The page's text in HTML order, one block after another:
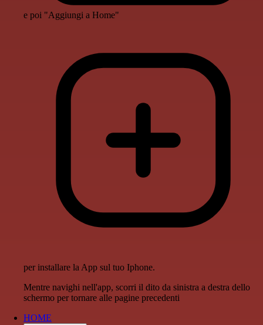
e poi "Aggiungi a Home"
per installare la App sul tuo Iphone.
Mentre navighi nell'app, scorri il dito da sinistra a destra dello
schermo per tornare alle pagine precedenti
HOME